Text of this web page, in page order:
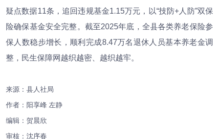
疑点数据11条，追回违规基金1.15万元，以“技防+人防”双保
险确保基金安全完整。截至2025年底，全县各类养老保险参
保人数稳步增长，顺利完成8.47万名退休人员基本养老金调
整，民生保障网越织越密、越织越牢。
来源：县人社局
作者：阳享峰 左静
编辑： 贺晨欣
审核：沈序春